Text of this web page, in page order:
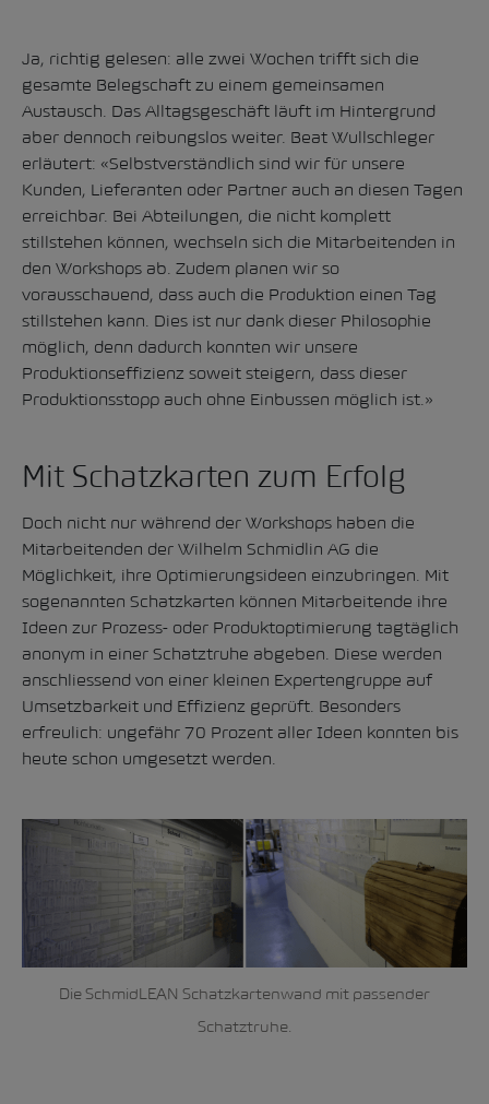
Ja, richtig gelesen: alle zwei Wochen trifft sich die
gesamte Belegschaft zu einem gemeinsamen
Austausch. Das Alltagsgeschäft läuft im Hintergrund
aber dennoch reibungslos weiter. Beat Wullschleger
erläutert: «Selbstverständlich sind wir für unsere
Kunden, Lieferanten oder Partner auch an diesen Tagen
erreichbar. Bei Abteilungen, die nicht komplett
stillstehen können, wechseln sich die Mitarbeitenden in
den Workshops ab. Zudem planen wir so
vorausschauend, dass auch die Produktion einen Tag
stillstehen kann. Dies ist nur dank dieser Philosophie
möglich, denn dadurch konnten wir unsere
Produktionseffizienz soweit steigern, dass dieser
Produktionsstopp auch ohne Einbussen möglich ist.»
Mit Schatzkarten zum Erfolg
Doch nicht nur während der Workshops haben die
Mitarbeitenden der Wilhelm Schmidlin AG die
Möglichkeit, ihre Optimierungsideen einzubringen. Mit
sogenannten Schatzkarten können Mitarbeitende ihre
Ideen zur Prozess- oder Produktoptimierung tagtäglich
anonym in einer Schatztruhe abgeben. Diese werden
anschliessend von einer kleinen Expertengruppe auf
Umsetzbarkeit und Effizienz geprüft. Besonders
erfreulich: ungefähr 70 Prozent aller Ideen konnten bis
heute schon umgesetzt werden.
Die SchmidLEAN Schatzkartenwand mit passender
Schatztruhe.